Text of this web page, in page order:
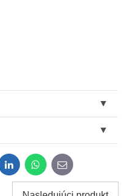
LinkedInWhatsApp
E-
mail